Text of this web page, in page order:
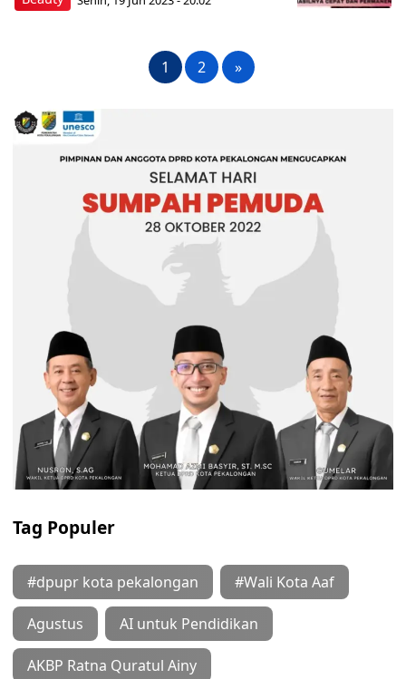
1 2 »
Tag Populer
#dpupr kota pekalongan #Wali Kota Aaf
Agustus AI untuk Pendidikan
AKBP Ratna Quratul Ainy